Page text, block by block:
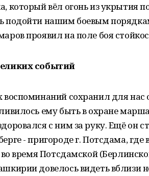
который вёл огонь из
подойти нашим боевым
проявил на поле боя
событий
воспоминаний сохранил для нас
ему быть в охране
с ним за руку. Ещё он
- пригороде г. Потсдама,
время Потсдамской
довелось видеть вблизи